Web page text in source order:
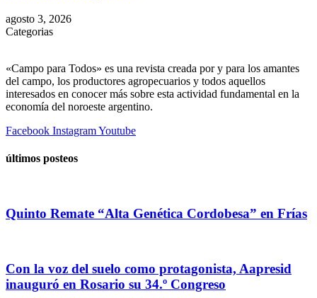
agosto 3, 2026
Categorias
«Campo para Todos» es una revista creada por y para los amantes
del campo, los productores agropecuarios y todos aquellos
interesados en conocer más sobre esta actividad fundamental en la
economía del noroeste argentino.
Facebook InstagramYoutube
últimos posteos
Quinto Remate “Alta Genética Cordobesa” en Frías
Con la voz del suelo como protagonista, Aapresid
inauguró en Rosario su 34.º Congreso